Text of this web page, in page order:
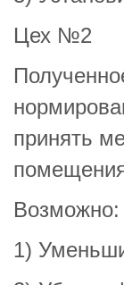
Цех №2
принять
Возможно:
1)